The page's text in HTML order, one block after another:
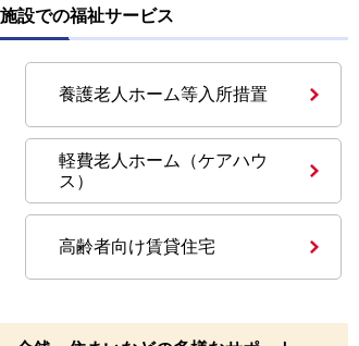
施設での福祉サービス
養護老人ホーム等入所措置
軽費老人ホーム（ケアハウ
ス）
高齢者向け賃貸住宅